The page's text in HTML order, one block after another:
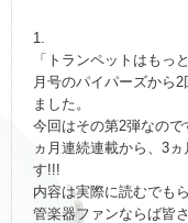
1.
「トランペットはもっ
月号のパイパーズから
ました。
今回はその第2弾なの
ヵ月連続連載から、3
す!!!
内容は実際に読むでも
管楽器ファンならば皆